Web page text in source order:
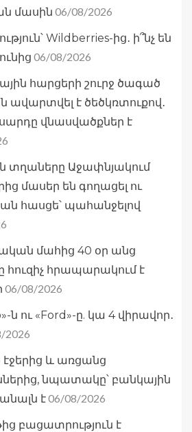
մասին 06/08/2026
Wildberries-ից․ ի՞նչ են
06/08/2026
հարցերի շուրջ ծագած
ավարտվել է ծեծկռտուքով․
վնասվածքներ է
տղաները Աջափնյակում
մասեր են գողացել ու
հասցե՝ պահանջելով
մահից 40 օր անց
հուզիչ հրապարակում է
06/08/2026
ն ու «Ford»-ը. կա 4 վիրավոր․
2026
էջերից և առցանց
նպատակը՝ բանկային
է06/08/2026
բացատրություն է